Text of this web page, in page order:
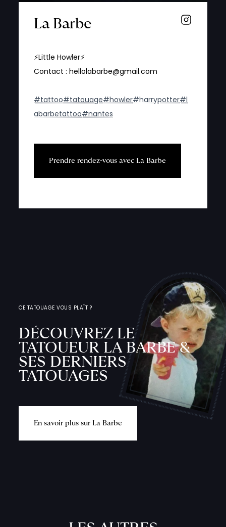
La Barbe
⚡️Little Howler⚡️
Contact : hellolabarbe@gmail.com
#tattoo#tatouage#howler#harrypotter#l
abarbetattoo#nantes
Prendre rendez-vous avec La Barbe
CE TATOUAGE VOUS PLAÎT ?
DÉCOUVREZ LE
TATOUEUR LA BARBE &
SES DERNIERS
TATOUAGES
En savoir plus sur La Barbe